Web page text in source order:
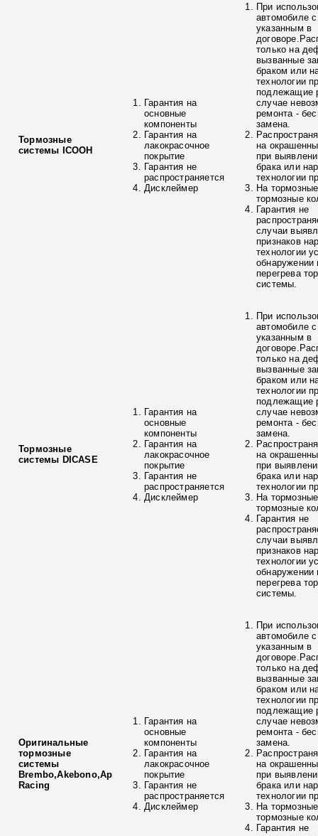
Тормозные
системы ICOOH
Гарантия на
основные
компоненты
Гарантия на
лакокрасочное
покрытие
Гарантия не
распространяется
Дисклеймер
При
автомобиле
указанным в
только на
вызванные
браком или
технологии
подлежащие
случае
ремонта -
замена.
на
при
брака или
технологии
На
тормозные
Гарантия не
случаи
признаков
технологии
обнаружении
перегрева
системы.
Тормозные
системы DICASE
Гарантия на
основные
компоненты
Гарантия на
лакокрасочное
покрытие
Гарантия не
распространяется
Дисклеймер
При
автомобиле
указанным в
только на
вызванные
браком или
технологии
подлежащие
случае
ремонта -
замена.
на
при
брака или
технологии
На
тормозные
Гарантия не
случаи
признаков
технологии
обнаружении
перегрева
системы.
Оригинальные
тормозные
системы
Brembo,Akebono,Ap
Racing
Гарантия на
основные
компоненты
Гарантия на
лакокрасочное
покрытие
Гарантия не
распространяется
Дисклеймер
При
автомобиле
указанным в
только на
вызванные
браком или
технологии
подлежащие
случае
ремонта -
замена.
на
при
брака или
технологии
На
тормозные
Гарантия не